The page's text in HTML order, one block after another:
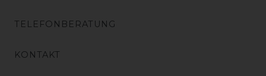
TELEFONBERATUNG
KONTAKT